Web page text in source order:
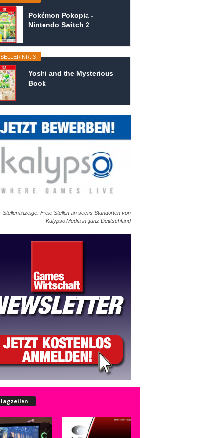
Pokémon Pokopia -
Nintendo Switch 2
NR. 3
Yoshi and the Mysterious
Book
Stellenanzeige: Freie Stellen an sechs Standorten von
Kalypso Media in ganz Deutschland